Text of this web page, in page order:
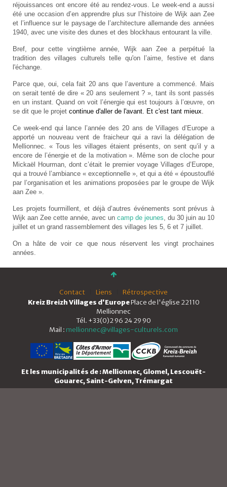
réjouissances ont encore été au rendez-vous. Le week-end a aussi
été une occasion d’en apprendre plus sur l’histoire de Wijk aan Zee
et l’influence sur le paysage de l’architecture allemande des années
1940, avec une visite des dunes et des blockhaus entourant la ville.
Bref, pour cette vingtième année, Wijk aan Zee a perpétué la
tradition des villages culturels telle qu'on l’aime, festive et dans
l'échange.
Parce que, oui, cela fait 20 ans que l’aventure a commencé. Mais
on serait tenté de dire « 20 ans seulement ? », tant ils sont passés
en un instant. Quand on voit l’énergie qui est toujours à l’œuvre, on
se dit que le projet continue d'aller de l'avant. Et c'est tant mieux
Ce week-end qui lance l’année des 20 ans de Villages d’Europe a
apporté un nouveau vent de fraicheur qui a ravi la délégation de
Mellionnec. « Tous les villages étaient présents,
on sent qu’il y a
encore de l’énergie et de la motivation ». Même son de cloche pour
Mickaël Hourman, dont c’était le premier voyage Villages d’Europe,
qui a trouvé l’ambiance « exceptionnelle », et qui a été « époustouflé
par l’organisation et les animations proposées par le groupe de Wijk
aan Zee ».
Les projets fourmillent, et déjà d’autres événements sont prévus à
Wijk aan Zee cette année, avec un camp de jeunes , du 30 juin au 10
juillet et un grand rassemblement des villages les 5, 6 et 7 juillet.
On a hâte de voir ce que nous réservent les vingt prochaines
années.
Contact Liens
Rétrospective
Kreiz Breizh Villages d'EuropePlace de l'église 22110
Mellionnec
Tél. +33(0)2 96 24 29 90
Mail : mellionnec@villages-culturels.com
Et les municipalités de : Mellionnec, Glomel, Lescouët-
Gouarec, Saint-Gelven, Trémargat